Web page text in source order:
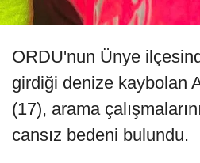
ORDU'nun Ünye
girdiği denize kaybolan
(17), arama
cansız bedeni bulundu.